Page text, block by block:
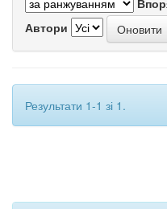
Автори
Результати 1-1 зі 1.